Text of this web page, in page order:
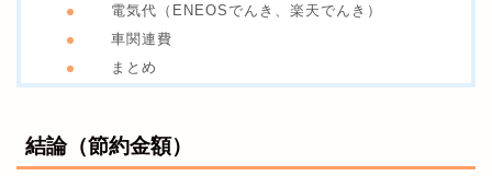
電気代（ENEOSでんき、楽天でんき）
車関連費
まとめ
結論（節約金額）